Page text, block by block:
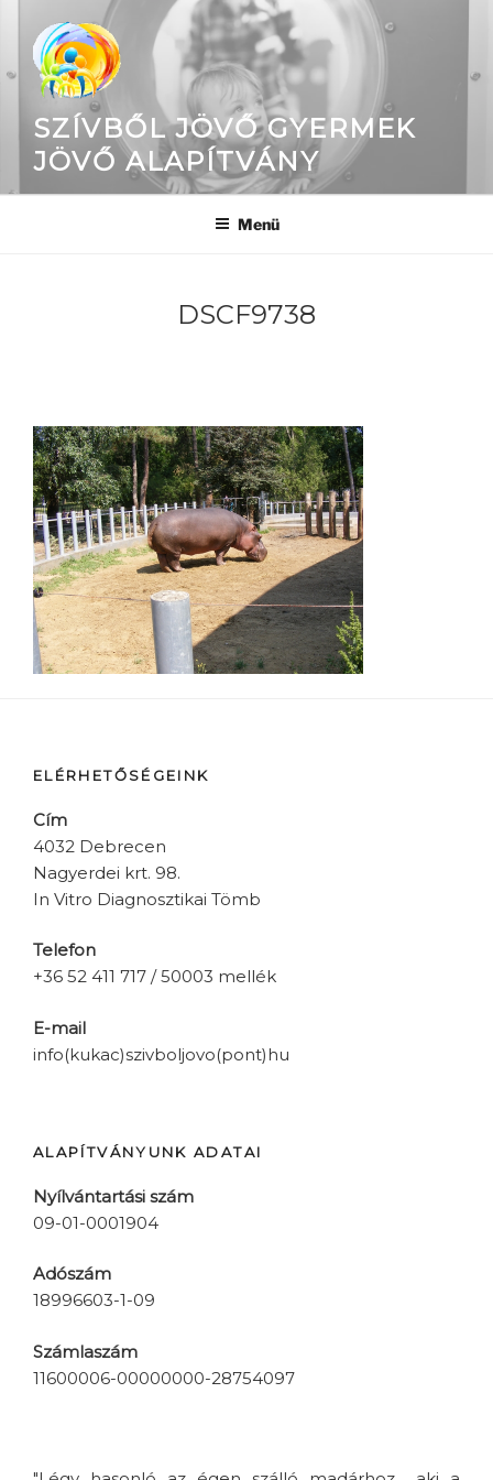
SZÍVBŐL JÖVŐ GYERMEK
JÖVŐ ALAPÍTVÁNY
Menü
DSCF9738
ELÉRHETŐSÉGEINK
Cím
4032 Debrecen
Nagyerdei krt. 98.
In Vitro Diagnosztikai Tömb
Telefon
+36 52 411 717 / 50003 mellék
E-mail
info(kukac)szivboljovo(pont)hu
ALAPÍTVÁNYUNK ADATAI
Nyílvántartási szám
09-01-0001904
Adószám
18996603-1-09
Számlaszám
11600006-00000000-28754097